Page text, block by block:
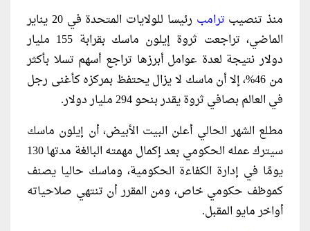
منذ تنصيب ترامب
رئيسا للولايات المتحدة في 20 يناير
الماضي، تراجعت ثروة إيلون ماسك بقرابة 155 مليار
دولار نتيجة لعدة عوامل أبرزها تراجع أسهم تسلا بأكثر
من 46%، إلا أن ماسك لا يزال يحتفظ بمركزه كأغنى رجل
في العالم بصافي ثروة يقدر بنحو 294 مليار دولار.
مطلع الشهر الحالي أعلن البيت الأبيض، أن إيلون ماسك
سيترك عمله الحكومي بعد إكمال مهمته البالغة مدتها 130
يومًا في إدارة الكفاءة الحكومية، وماسك حاليا يصنف
كموظف حكومي خاص، ومن المقرر أن تنتهي صلاحياته
أواخر مايو المقبل.